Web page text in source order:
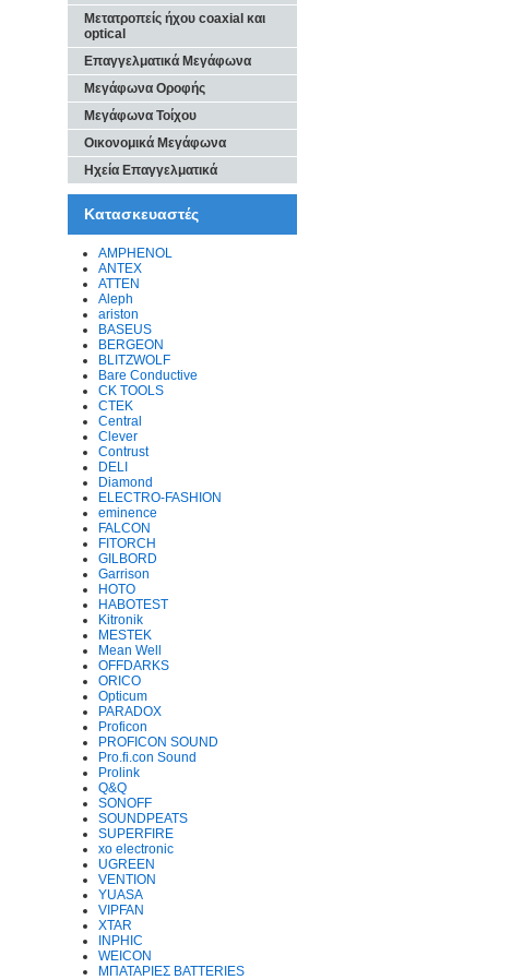
Μετατροπείς ήχου coaxial και
optical
Επαγγελματικά Μεγάφωνα
Μεγάφωνα Οροφής
Μεγάφωνα Τοίχου
Οικονομικά Μεγάφωνα
Ηχεία Επαγγελματικά
Κατασκευαστές
AMPHENOL
ANTEX
ATTEN
Aleph
ariston
BASEUS
BERGEON
BLITZWOLF
Bare Conductive
CK TOOLS
CTEK
Central
Clever
Contrust
DELI
Diamond
ELECTRO-FASHION
eminence
FALCON
FITORCH
GILBORD
Garrison
HOTO
HABOTEST
Kitronik
MESTEK
Mean Well
OFFDARKS
ORICO
Opticum
PARADOX
Proficon
PROFICON SOUND
Pro.fi.con Sound
Prolink
Q&Q
SONOFF
SOUNDPEATS
SUPERFIRE
xo electronic
UGREEN
VENTION
YUASA
VIPFAN
XTAR
INPHIC
WEICON
ΜΠΑΤΑΡΙΕΣ BATTERIES